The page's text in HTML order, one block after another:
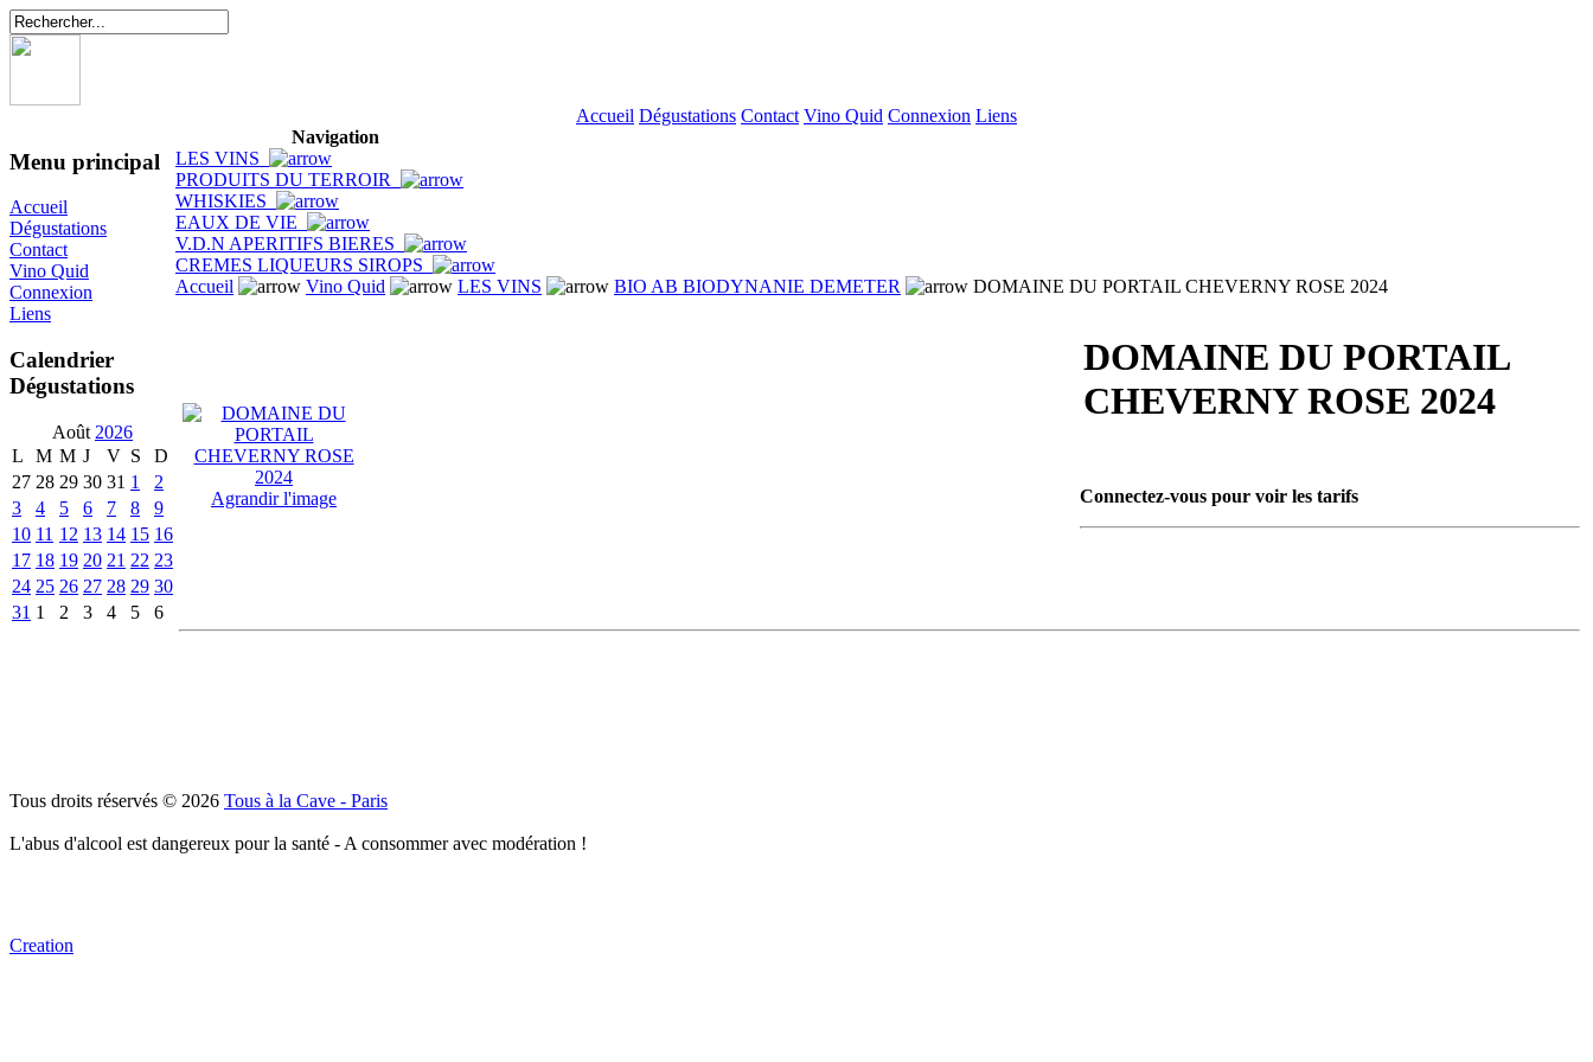
Accueil Dégustations Contact Vino Quid Connexion Liens
Menu principal
Accueil
Dégustations
Contact
Vino Quid
Connexion
Liens
Calendrier
Dégustations
Août 2026
L
M M J V S
D
27 28 29 30 31 1
2
3
4 5 6 7 8
9
10 11 12 13 14 15 16
17 18 19 20 21 22 23
24 25 26 27 28 29 30
31 1 2 3 4 5 6
Navigation
LES VINS
PRODUITS DU TERROIR
WHISKIES
EAUX DE VIE
V.D.N APERITIFS BIERES
CREMES LIQUEURS SIROPS
Accueil
Vino Quid LES VINS BIO AB BIODYNANIE DEMETER DOMAINE DU PORTAIL CHEVERNY ROSE 2024
Agrandir l'image
DOMAINE DU PORTAIL
CHEVERNY ROSE 2024
Connectez-vous pour voir les tarifs
Tous droits réservés © 2026 Tous à la Cave - Paris
L'abus d'alcool est dangereux pour la santé - A consommer avec modération !
Creation